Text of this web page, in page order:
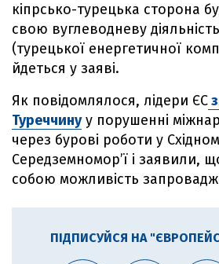
кіпрсько-турецька сторона
свою вуглеводневу
(турецької енергетичної
йдеться у заяві.
Як повідомлялося, лідери ЄС
Туреччинуу порушенні
через бурові роботи у
Середземномор’ї і заявили,
собою можливість
ПІДПИСУЙСЯ НА